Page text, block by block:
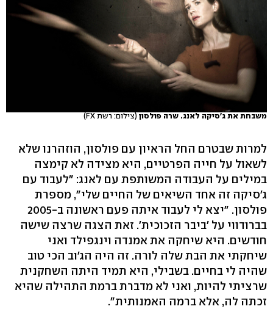
משבחת את ג'סיקה לאנג. שרה פולסון(צילום: רשת FX)
למרות שבטרם החל הראיון עם פולסון, הוזהרנו שלא
לשאול על חייה הפרטיים, היא מצידה לא קימצה
במילים על העבודה המשותפת עם לאנג: "לעבוד עם
ג'סיקה זה אחד השיאים של החיים שלי", מספרת
פולסון. "יצא לי לעבוד איתה פעם ראשונה ב-2005
בברודווי על 'ביבר הזכוכית'. זאת הצגה שרצה שישה
חודשים. היא שיחקה את אמנדה וינגפילד ואני
שיחקתי את הבת שלה לורה. זה היה הג'וב הכי טוב
שהיה לי בחיים. בשבילי, היא תמיד היתה השחקנית
שרציתי להיות, ואני לא מדברת ברמת התהילה שהיא
זכתה לה, אלא ברמה האמנותית".